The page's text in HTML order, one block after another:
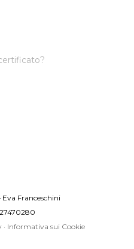
Franceschini
· Informativa sui Cookie